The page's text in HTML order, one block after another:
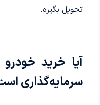
تحویل بگیره.
آیا خرید
سرمایه‌گذاری